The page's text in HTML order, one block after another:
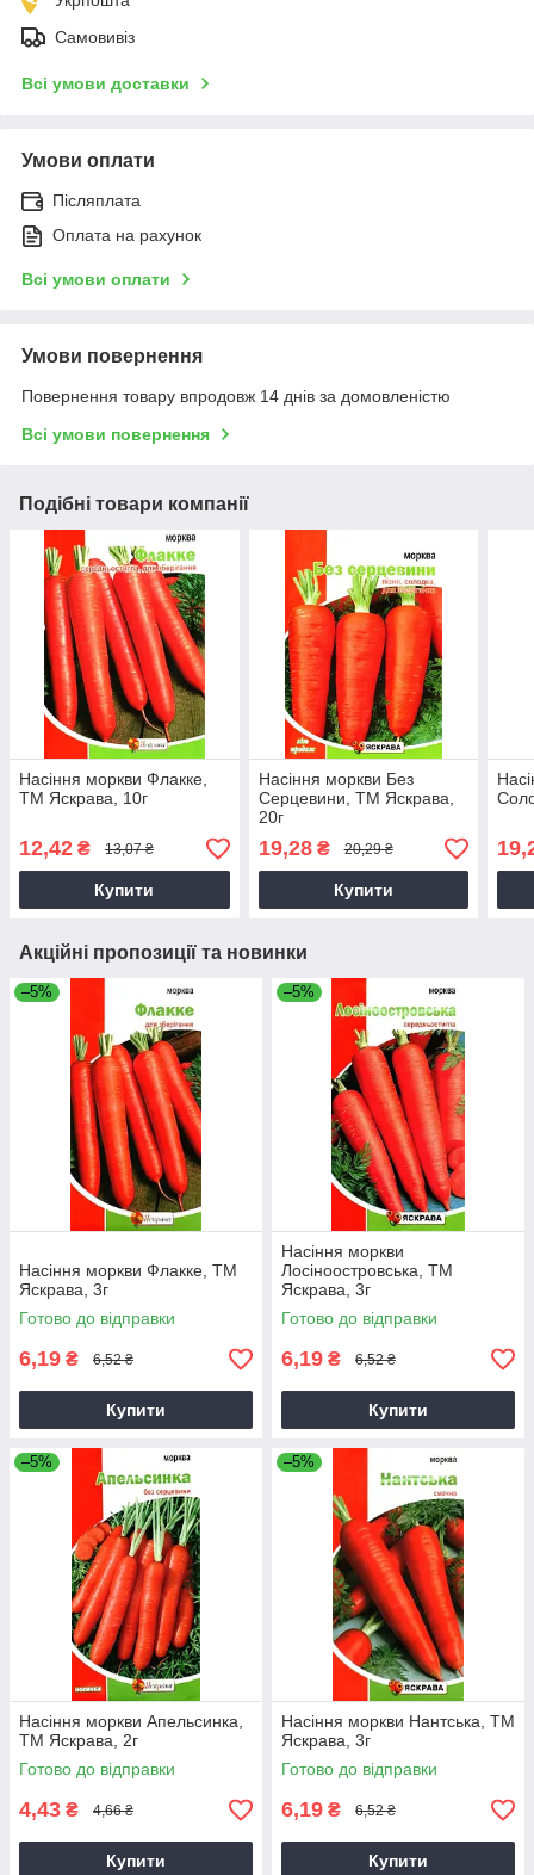
Самовивіз
Всі умови доставки
Умови оплати
Післяплата
Оплата на рахунок
Всі умови оплати
Умови повернення
Повернення товару впродовж 14 днів за домовленістю
Всі умови повернення
Подібні товари компанії
Насіння моркви Флакке,
ТМ Яскрава, 10г
12,42 ₴ 13,07 ₴
Купити
Насіння моркви Без
Серцевини, ТМ Яскрава,
20г
19,28₴ 20,29 ₴
Купити
Акційні пропозиції та новинки
–5%
Насіння моркви Флакке, ТМ
Яскрава, 3г
Готово до відправки
6,19 ₴ 6,52 ₴
Купити
–5%
Насіння моркви
Лосiноостровська, ТМ
Яскрава, 3г
Готово до відправки
6,19 ₴ 6,52 ₴
Купити
–5%
Насіння моркви Апельсинка,
ТМ Яскрава, 2г
Готово до відправки
4,43 ₴ 4,66 ₴
Купити
–5%
Насіння моркви Нантська, ТМ
Яскрава, 3г
Готово до відправки
6,19 ₴ 6,52 ₴
Купити